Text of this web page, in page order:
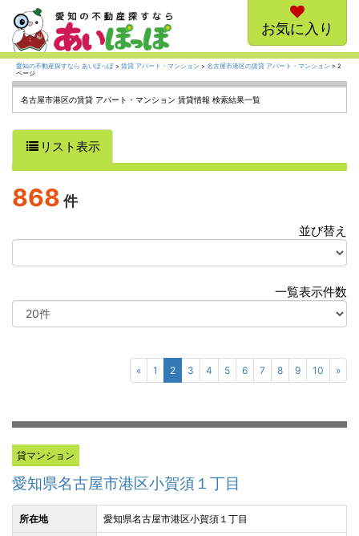
お気に入り
愛知の不動産探すなら あいぽっぽ> 賃貸 アパート・マンション > 名古屋市港区の賃貸 アパート・マンション > 2
ページ
名古屋市港区の賃貸 アパート・マンション 賃貸情報 検索結果一覧
リスト表示
868 件
並び替え
一覧表示件数
« 1 2 3 4 5 6 7 8 9 10 »
貸マンション
愛知県名古屋市港区小賀須１丁目
所在地 愛知県名古屋市港区小賀須１丁目